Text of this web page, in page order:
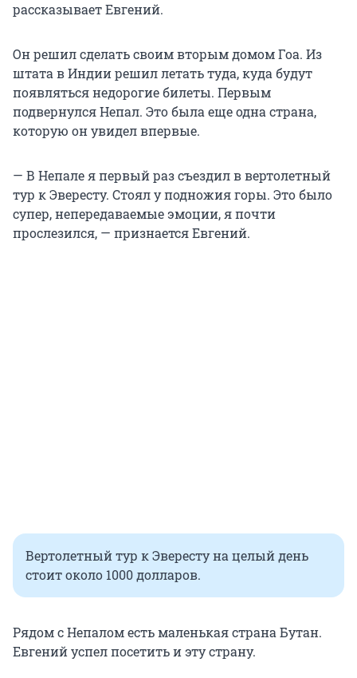
рассказывает Евгений.
Он решил сделать своим вторым домом Гоа. Из
штата в Индии решил летать туда, куда будут
появляться недорогие билеты. Первым
подвернулся Непал. Это была еще одна страна,
которую он увидел впервые.
— В Непале я первый раз съездил в вертолетный
тур к Эвересту. Стоял у подножия горы. Это было
супер, непередаваемые эмоции, я почти
прослезился, — признается Евгений.
Вертолетный тур к Эвересту на целый день
стоит около 1000 долларов.
Рядом с Непалом есть маленькая страна Бутан.
Евгений успел посетить и эту страну.